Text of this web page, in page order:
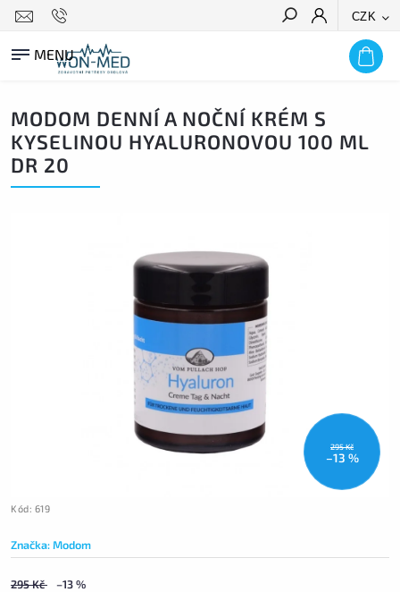
CZK
HLEDAT
MODOM DENNÍ A NOČNÍ KRÉM S
KYSELINOU HYALURONOVOU 100 ML
DR 20
295 Kč
–13 %
Kód: 619
Značka:Modom
295 Kč –13 %